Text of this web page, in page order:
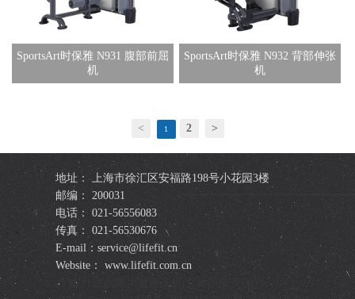
SportsArt时保雅 N931 腹部前屈
机
SportsArt时保雅 N932 背部伸张
机
< 1 2 >
地址： 上海市徐汇区安福路198号小花园3楼
邮编： 200031
电话： 021-56556083
传真： 021-56530676
E-mail：service@lifefit.cn
Website： www.lifefit.com.cn
力健|力健官网|力健跑步机|力健器械|美国力